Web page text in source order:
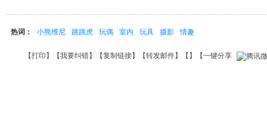
热词： 小熊维尼 跳跳虎 玩偶 室内 玩具 摄影 情趣
【打印 】【我要纠错】【复制链接】【转发邮件】【 】 【一键分享